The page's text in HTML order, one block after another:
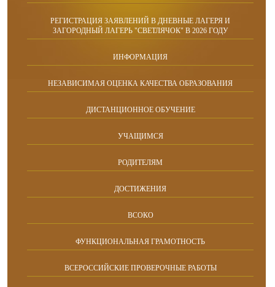
РЕГИСТРАЦИЯ ЗАЯВЛЕНИЙ В ДНЕВНЫЕ ЛАГЕРЯ И
ЗАГОРОДНЫЙ ЛАГЕРЬ "СВЕТЛЯЧОК" В 2026 ГОДУ
ИНФОРМАЦИЯ
НЕЗАВИСИМАЯ ОЦЕНКА КАЧЕСТВА ОБРАЗОВАНИЯ
ДИСТАНЦИОННОЕ ОБУЧЕНИЕ
УЧАЩИМСЯ
РОДИТЕЛЯМ
ДОСТИЖЕНИЯ
ВСОКО
ФУНКЦИОНАЛЬНАЯ ГРАМОТНОСТЬ
ВСЕРОССИЙСКИЕ ПРОВЕРОЧНЫЕ РАБОТЫ